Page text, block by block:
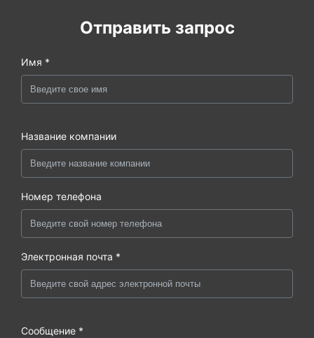
Отправить запрос
Имя *
Название компании
Номер телефона
Электронная почта *
Сообщение *